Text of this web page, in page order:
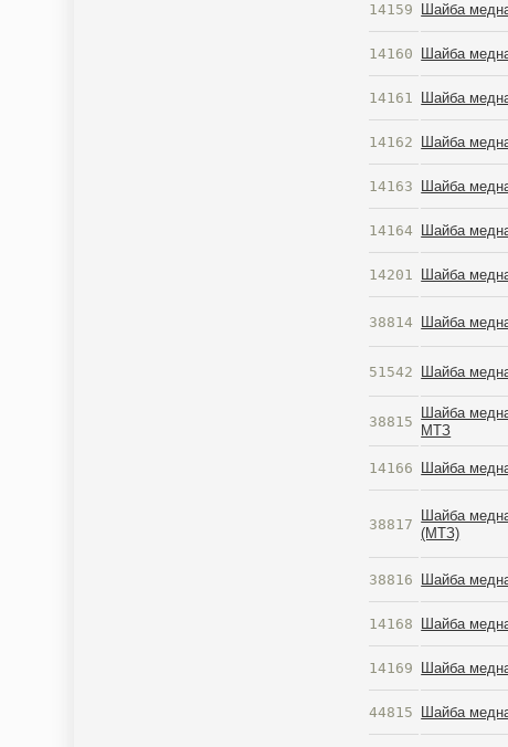
14159 Шайба
14160 Шайба
14161 Шайба
14162 Шайба
14163 Шайба
14164 Шайба
14201 Шайба
38814 Шайба
51542 Шайба
38815
Шайба
МТЗ
14166 Шайба
38817
Шайба
(МТЗ)
38816 Шайба
14168 Шайба
14169 Шайба
44815 Шайба